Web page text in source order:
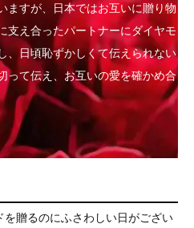
ますが、日本ではお互いに贈り物
支え合ったパートナーにダイヤモ
、日頃恥ずかしくて伝えられない
って伝え、お互いの愛を確かめ合
贈るのにふさわしい日がござい